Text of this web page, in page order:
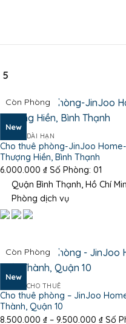
5
New
Còn Phòng
PHÒNG DÀI HẠN
Cho thuê phòng-JinJoo
Thượng Hiền, Bình Thạnh
6.000.000₫ Số Phòng: 01
Quận Bình Thạnh, Hồ Chí
Phòng dịch vụ
New
Còn Phòng
PHÒNG CHO THUÊ
Cho thuê phòng – JinJoo
Thành, Quận 10
8.500.000₫ – 9.500.000₫ Số